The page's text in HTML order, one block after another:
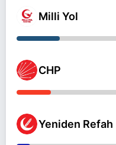
Milli Yol
CHP
Yeniden Refah